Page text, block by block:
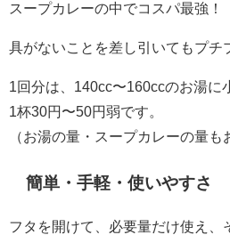
スープカレーの中でコスパ最強！
具がないことを差し引いてもプチ
1回分は、140cc〜160ccのお湯に
1杯30円〜50円弱です。
（お湯の量・スープカレーの量も
簡単・手軽・使いやすさ
フタを開けて、必要量だけ使え、